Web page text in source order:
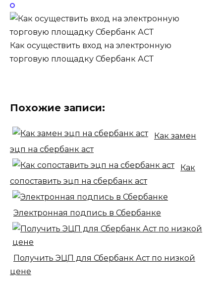
Как осуществить вход на электронную
торговую площадку Сбербанк АСТ
Похожие записи:
Как замен
эцп на сбербанк аст
Как
сопоставить эцп на сбербанк аст
Электронная подпись в Сбербанке
Получить ЭЦП для Сбербанк Аст по низкой
цене